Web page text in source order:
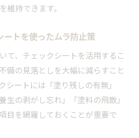
維持できます。
ートを使ったムラ防止策
て、チェックシートを活用するこ
備の見落としを大幅に減らすこと
シートには「塗り残しの有無」
生の剥がし忘れ」「塗料の飛散」
目を網羅しておくことが重要で